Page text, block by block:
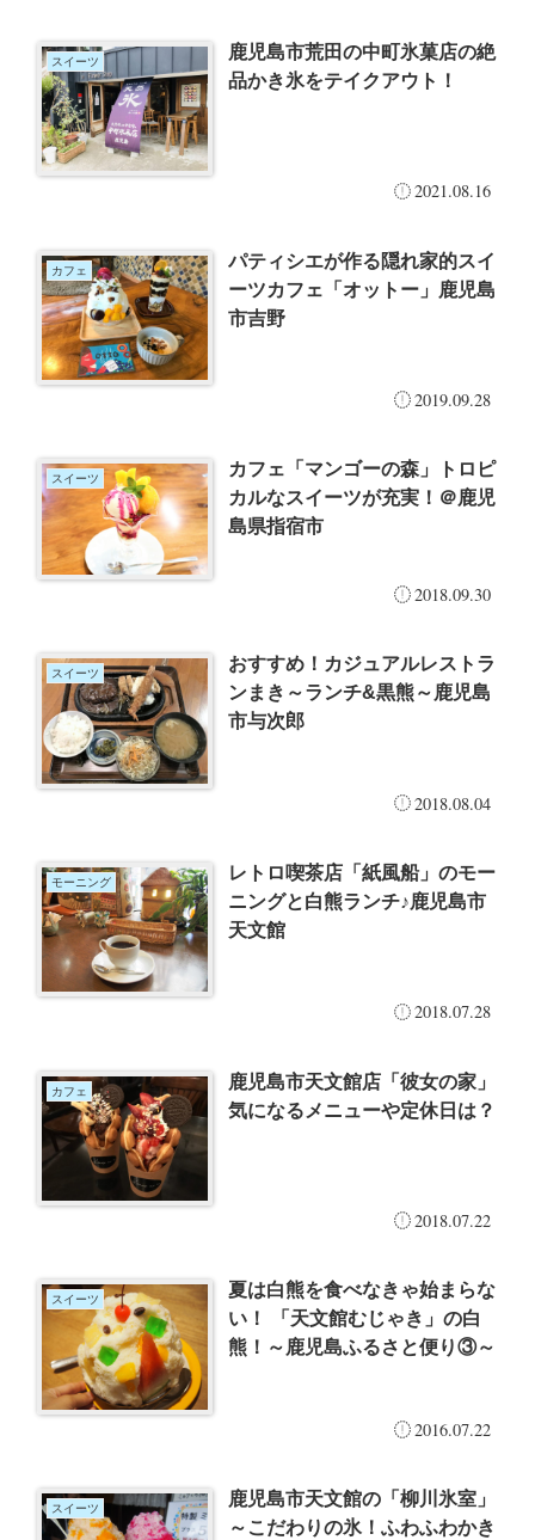
スイーツ
鹿児島市荒田の中町氷菓店の絶
品かき氷をテイクアウト！
2021.08.16
カフェ
パティシエが作る隠れ家的スイ
ーツカフェ「オットー」鹿児島
市吉野
2019.09.28
スイーツ
カフェ「マンゴーの森」トロピ
カルなスイーツが充実！＠鹿児
島県指宿市
2018.09.30
スイーツ
おすすめ！カジュアルレストラ
ンまき～ランチ&黒熊～鹿児島
市与次郎
2018.08.04
モーニング
レトロ喫茶店「紙風船」のモー
ニングと白熊ランチ♪鹿児島市
天文館
2018.07.28
カフェ
鹿児島市天文館店「彼女の家」
気になるメニューや定休日は？
2018.07.22
スイーツ
夏は白熊を食べなきゃ始まらな
い！ 「天文館むじゃき」の白
熊！～鹿児島ふるさと便り③～
2016.07.22
スイーツ
鹿児島市天文館の「柳川氷室」
～こだわりの氷！ふわふわかき